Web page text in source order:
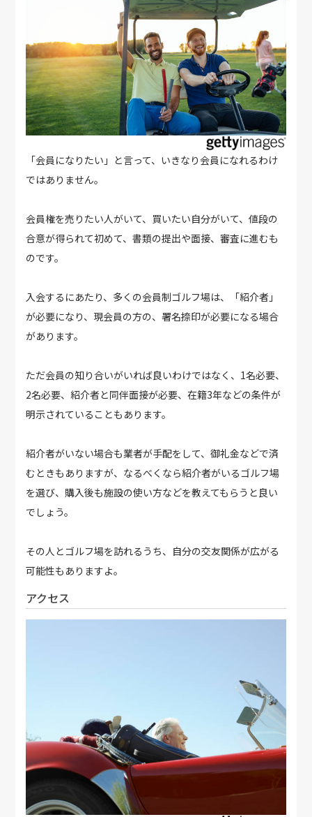
「会員になりたい」と言って、いきなり会員になれるわけ
ではありません。
会員権を売りたい人がいて、買いたい自分がいて、値段の
合意が得られて初めて、書類の提出や面接、審査に進むも
のです。
入会するにあたり、多くの会員制ゴルフ場は、「紹介者」
が必要になり、現会員の方の、署名捺印が必要になる場合
があります。
ただ会員の知り合いがいれば良いわけではなく、1名必要、
2名必要、紹介者と同伴面接が必要、在籍3年などの条件が
明示されていることもあります。
紹介者がいない場合も業者が手配をして、御礼金などで済
むときもありますが、なるべくなら紹介者がいるゴルフ場
を選び、購入後も施設の使い方などを教えてもらうと良い
でしょう。
その人とゴルフ場を訪れるうち、自分の交友関係が広がる
可能性もありますよ。
アクセス